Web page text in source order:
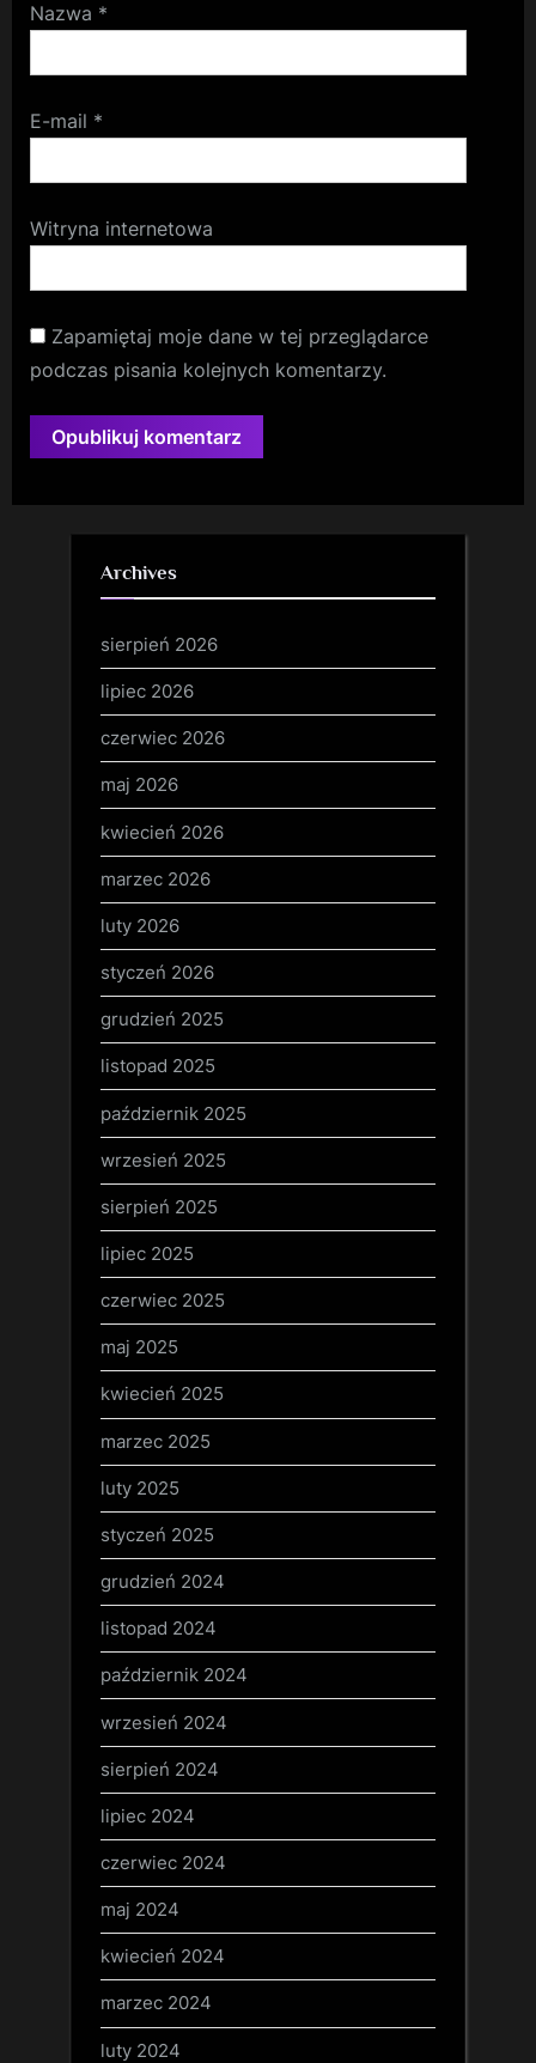
Nazwa *
E-mail *
Witryna internetowa
Zapamiętaj moje dane w tej przeglądarce
podczas pisania kolejnych komentarzy.
Archives
sierpień 2026
lipiec 2026
czerwiec 2026
maj 2026
kwiecień 2026
marzec 2026
luty 2026
styczeń 2026
grudzień 2025
listopad 2025
październik 2025
wrzesień 2025
sierpień 2025
lipiec 2025
czerwiec 2025
maj 2025
kwiecień 2025
marzec 2025
luty 2025
styczeń 2025
grudzień 2024
listopad 2024
październik 2024
wrzesień 2024
sierpień 2024
lipiec 2024
czerwiec 2024
maj 2024
kwiecień 2024
marzec 2024
luty 2024